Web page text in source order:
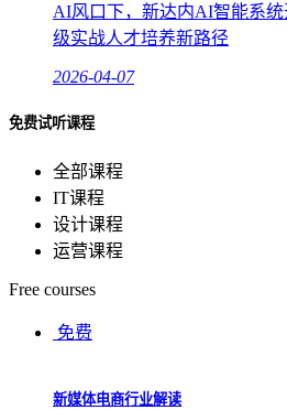
AI风口下，新达内AI智能系
级实战人才培养新路径
2026-04-07
免费试听课程
全部课程
IT课程
设计课程
运营课程
Free courses
免费
新媒体电商行业解读